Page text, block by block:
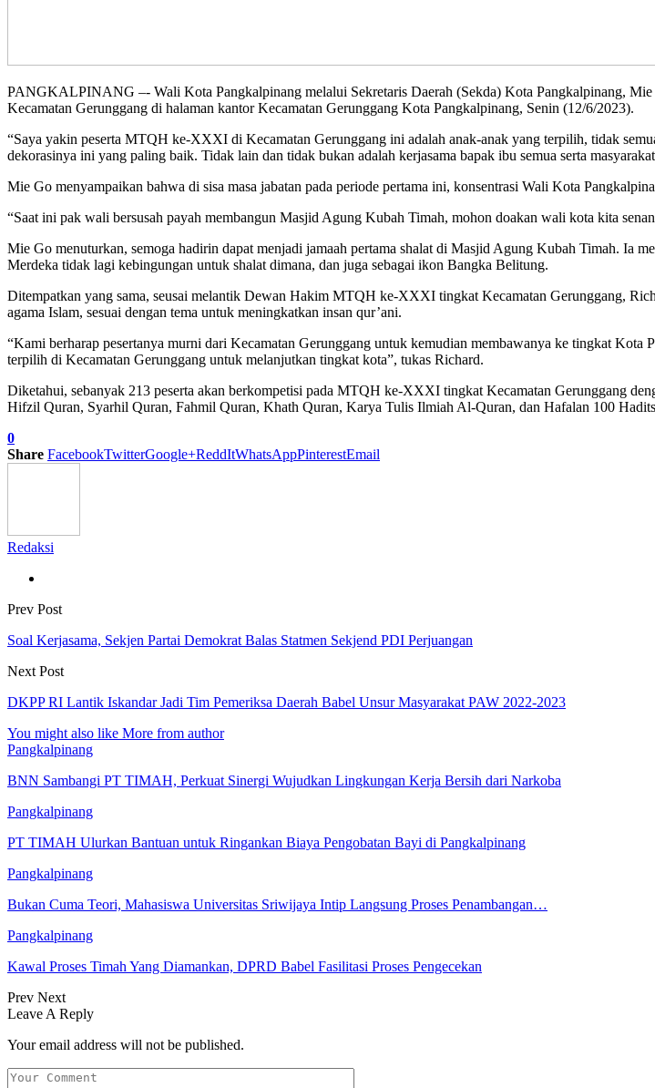
PANGKALPINANG –- Wali Kota Pangkalpinang melalui Sekretaris Daerah (Sekda) Kota Pangkalpinang,
Kecamatan Gerunggang di halaman kantor Kecamatan Gerunggang Kota Pangkalpinang, Senin (12/6/2023).
“Saya yakin peserta MTQH ke-XXXI di Kecamatan Gerunggang ini adalah anak-anak yang terpilih, tidak
dekorasinya ini yang paling baik. Tidak lain dan tidak bukan adalah kerjasama bapak ibu semua serta
Mie Go menyampaikan bahwa di sisa masa jabatan pada periode pertama ini, konsentrasi Wali Kota
“Saat ini pak wali bersusah payah membangun Masjid Agung Kubah Timah, mohon doakan wali kota kita
Mie Go menuturkan, semoga hadirin dapat menjadi jamaah pertama shalat di Masjid Agung Kubah Timah. Ia
Merdeka tidak lagi kebingungan untuk shalat dimana, dan juga sebagai ikon Bangka Belitung.
Ditempatkan yang sama, seusai melantik Dewan Hakim MTQH ke-XXXI tingkat Kecamatan Gerunggang,
agama Islam, sesuai dengan tema untuk meningkatkan insan qur’ani.
“Kami berharap pesertanya murni dari Kecamatan Gerunggang untuk kemudian membawanya ke tingkat
terpilih di Kecamatan Gerunggang untuk melanjutkan tingkat kota”, tukas Richard.
Diketahui, sebanyak 213 peserta akan berkompetisi pada MTQH ke-XXXI tingkat Kecamatan Gerunggang
Hifzil Quran, Syarhil Quran, Fahmil Quran, Khath Quran, Karya Tulis Ilmiah Al-Quran, dan Hafalan 100 Hadits
0
Share FacebookTwitterGoogle+ReddItWhatsAppPinterestEmail
Redaksi
Prev Post
Soal Kerjasama, Sekjen Partai Demokrat Balas Statmen Sekjend PDI Perjuangan
Next Post
DKPP RI Lantik Iskandar Jadi Tim Pemeriksa Daerah Babel Unsur Masyarakat PAW 2022-2023
You might also like More from author
Pangkalpinang
BNN Sambangi PT TIMAH, Perkuat Sinergi Wujudkan Lingkungan Kerja Bersih dari Narkoba
Pangkalpinang
PT TIMAH Ulurkan Bantuan untuk Ringankan Biaya Pengobatan Bayi di Pangkalpinang
Pangkalpinang
Bukan Cuma Teori, Mahasiswa Universitas Sriwijaya Intip Langsung Proses Penambangan…
Pangkalpinang
Kawal Proses Timah Yang Diamankan, DPRD Babel Fasilitasi Proses Pengecekan
Prev Next
Leave A Reply
Your email address will not be published.